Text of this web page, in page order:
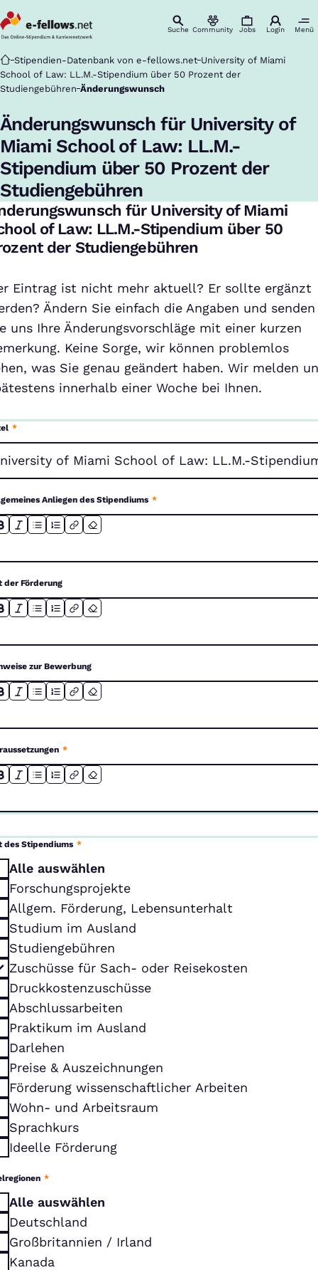
Suche Community Jobs Login Menü
Startseite
Stipendien-Datenbank von e-fellows.net University of Miami
School of Law: LL.M.-Stipendium über 50 Prozent der
Studiengebühren Änderungswunsch
Änderungswunsch für University of
Miami School of Law: LL.M.-
Stipendium über 50 Prozent der
Studiengebühren
für University of Miami
of Law: LL.M.-Stipendium über 50
der Studiengebühren
Eintrag ist nicht mehr aktuell? Er sollte ergänzt
Ändern Sie einfach die Angaben und senden
uns Ihre Änderungsvorschläge mit einer kurzen
Keine Sorge, wir können problemlos
was Sie genau geändert haben. Wir melden
innerhalb einer Woche bei Ihnen.
*
Anliegen des Stipendiums *
der Förderung
zur Bewerbung
*
des Stipendiums *
Alle auswählen
Forschungsprojekte
Allgem. Förderung, Lebensunterhalt
Studium im Ausland
Studiengebühren
Zuschüsse für Sach- oder Reisekosten
Druckkostenzuschüsse
Abschlussarbeiten
Praktikum im Ausland
Darlehen
Preise & Auszeichnungen
Förderung wissenschaftlicher Arbeiten
Wohn- und Arbeitsraum
Sprachkurs
Ideelle Förderung
*
Alle auswählen
Deutschland
Großbritannien / Irland
Kanada